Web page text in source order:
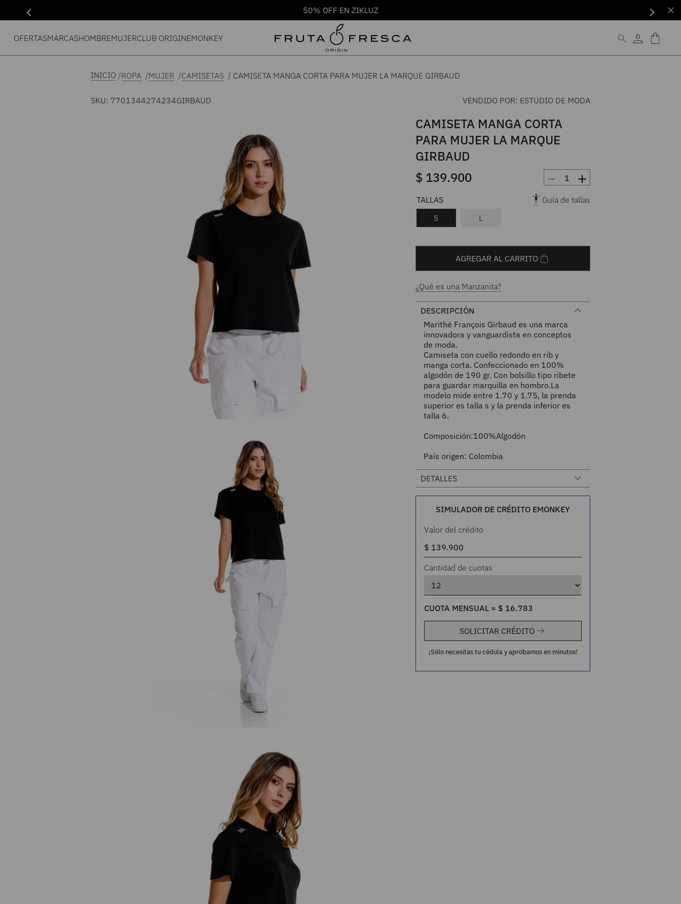
50% OFF EN ZIKLUZ
OFERTASMARCASHOMBREMUJERCLUB ORIGINEMONKEY
ROPA MUJER CAMISETAS CAMISETA MANGA CORTA PARA MUJER LA MARQUE GIRBAUD
SKU: 7701344274234GIRBAUD VENDIDO POR: ESTUDIO DE MODA
CAMISETA MANGA CORTA
PARA MUJER LA MARQUE
GIRBAUD
$ 139.900 ＋
－
L
S
Guía de tallas
AGREGAR AL CARRITO
¿Qué es una Manzanita?
DESCRIPCIÓN
Marithé François Girbaud es una marca
innovadora y vanguardista en conceptos
de moda.
Camiseta con cuello redondo en rib y
manga corta. Confeccionado en 100%
algodón de 190 gr. Con bolsillo tipo ribete
para guardar marquilla en hombro.La
modelo mide entre 1.70 y 1.75, la prenda
superior es talla s y la prenda inferior es
talla 6.
Composición:100%Algodón
País origen: Colombia
DETALLES
SIMULADOR DE CRÉDITO EMONKEY
Valor del crédito
Cantidad de cuotas
CUOTA MENSUAL = $ 16.783
SOLICITAR CRÉDITO
¡Sólo necesitas tu cédula y aprobamos en minutos!